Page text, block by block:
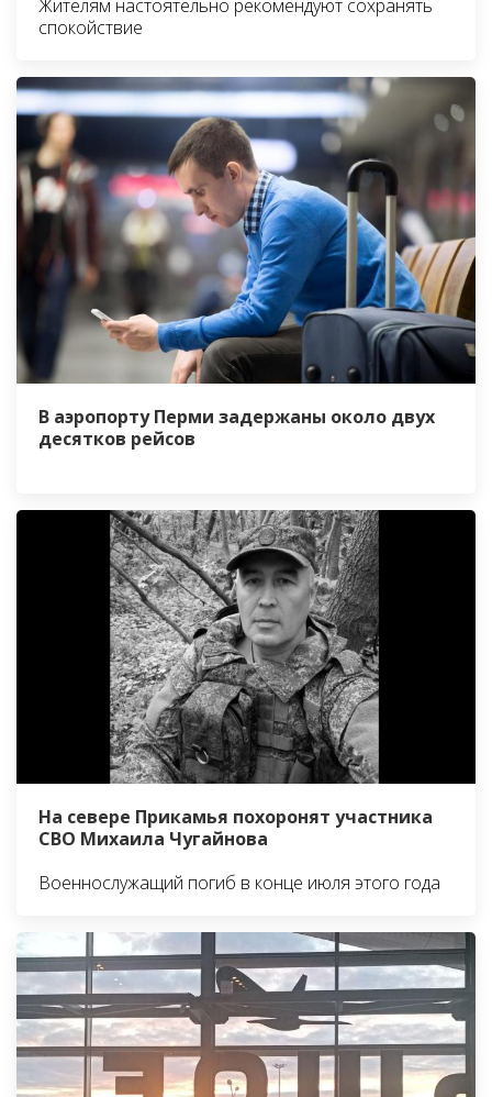
Жителям настоятельно рекомендуют сохранять
спокойствие
В аэропорту Перми задержаны около двух
десятков рейсов
На севере Прикамья похоронят участника
СВО Михаила Чугайнова
Военнослужащий погиб в конце июля этого года